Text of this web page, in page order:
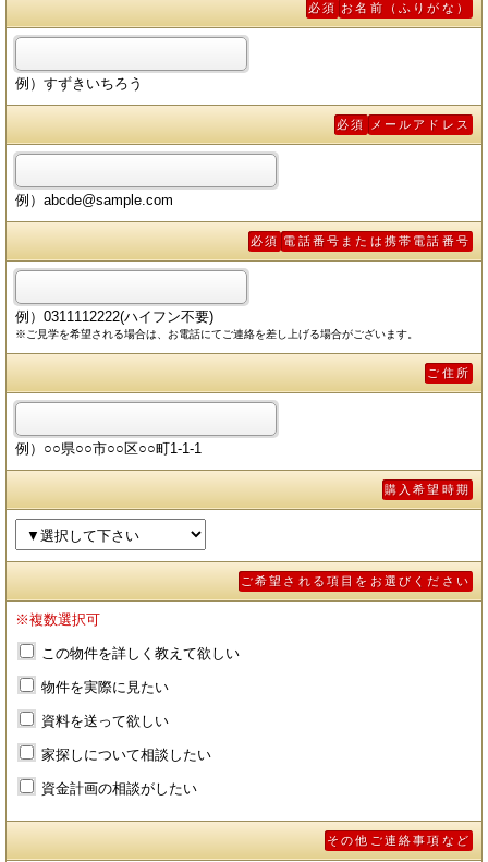
お名前（ふりがな）
必須
例）すずきいちろう
メールアドレス
必須
例）abcde@sample.com
電話番号または携帯電話番号
必須
例）0311112222(ハイフン不要)
※ご見学を希望される場合は、お電話にてご連絡を差し上げる場合がございます。
ご住所
例）○○県○○市○○区○○町1-1-1
購入希望時期
ご希望される項目をお選びください
※複数選択可
この物件を詳しく教えて欲しい
物件を実際に見たい
資料を送って欲しい
家探しについて相談したい
資金計画の相談がしたい
その他ご連絡事項など